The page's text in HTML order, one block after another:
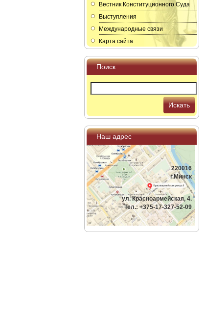
Вестник Конституционного Суда
Выступления
Международные связи
Карта сайта
Поиск
Искать
Наш адрес
220016
г.Минск
ул. Красноармейская, 4.
Тел.: +375-17-327-52-09